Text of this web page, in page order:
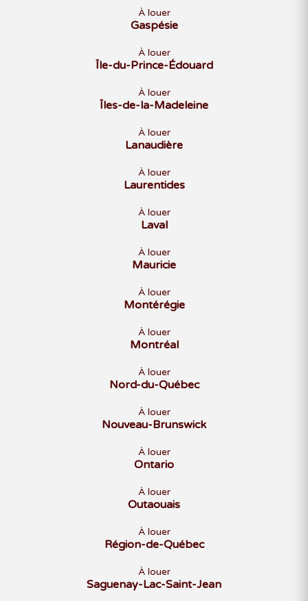
À louer
Gaspésie
À louer
Île-du-Prince-Édouard
À louer
Îles-de-la-Madeleine
À louer
Lanaudière
À louer
Laurentides
À louer
Laval
À louer
Mauricie
À louer
Montérégie
À louer
Montréal
À louer
Nord-du-Québec
À louer
Nouveau-Brunswick
À louer
Ontario
À louer
Outaouais
À louer
Région-de-Québec
À louer
Saguenay-Lac-Saint-Jean